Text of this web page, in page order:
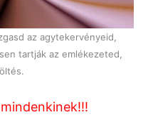
az agytekervényeid,
tartják az emlékezeted,